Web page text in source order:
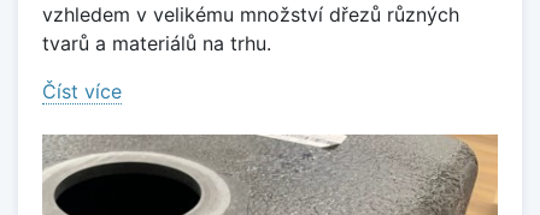
vzhledem v velikému množství dřezů různých
tvarů a materiálů na trhu.
Číst více